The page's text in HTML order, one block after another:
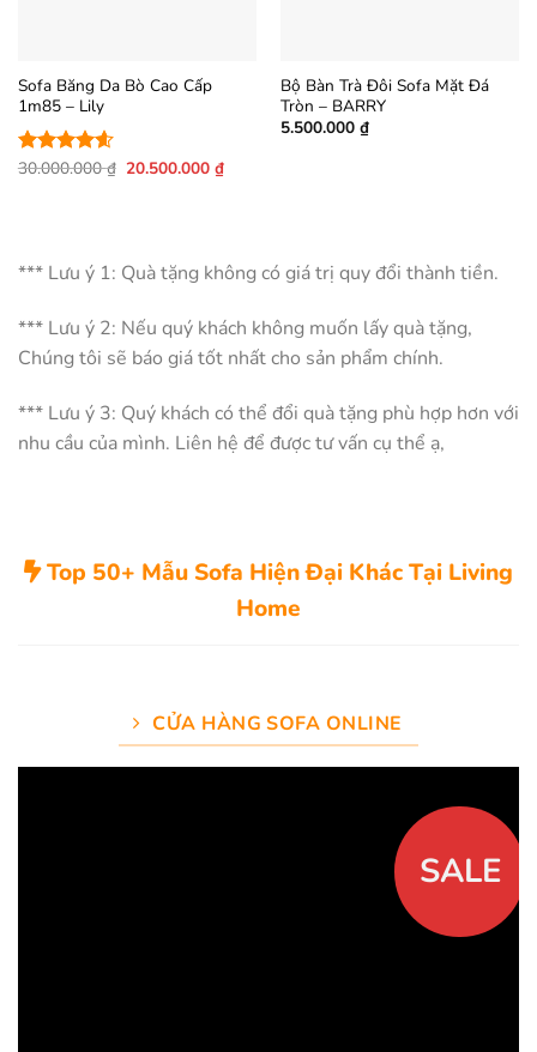
Sofa Băng Da Bò Cao Cấp
1m85 – Lily
Được xếp
30.000.000₫ Giá
20.500.000 ₫Giá
hiện
Bộ Bàn Trà Đôi Sofa Mặt Đá
Tròn – BARRY
5.500.000 ₫
*** Lưu ý 1: Quà tặng không có giá trị quy đổi thành tiền.
*** Lưu ý 2: Nếu quý khách không muốn lấy quà tặng,
Chúng tôi sẽ báo giá tốt nhất cho sản phẩm chính.
*** Lưu ý 3: Quý khách có thể đổi quà tặng phù hợp hơn với
nhu cầu của mình. Liên hệ để được tư vấn cụ thể ạ,
Top 50+ Mẫu Sofa Hiện Đại Khác Tại Living
Home
CỬA HÀNG SOFA ONLINE
SALE